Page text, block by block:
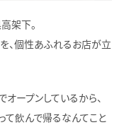
架下。
、個性あふれるお店が立
ープンしているから、
て飲んで帰るなんてこと